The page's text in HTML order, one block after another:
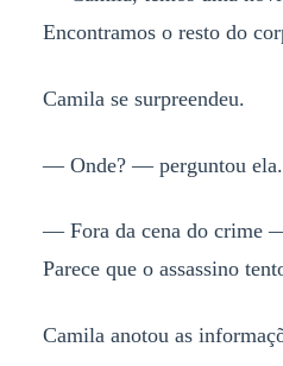
Encontramos o resto do
Camila se surpreendeu.
— Onde? — perguntou ela.
— Fora da cena do crime
Parece que o assassino
Camila anotou as